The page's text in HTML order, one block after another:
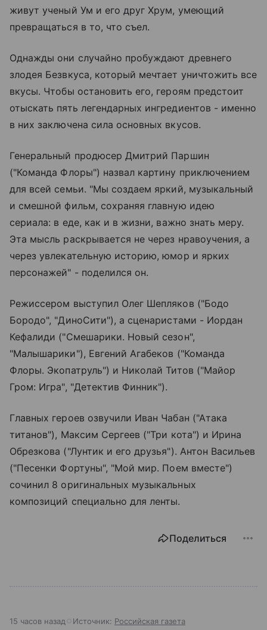
живут ученый Ум и его друг Хрум, умеющий
превращаться в то, что съел.
Однажды они случайно пробуждают древнего
злодея Безвкуса, который мечтает уничтожить все
вкусы. Чтобы остановить его, героям предстоит
отыскать пять легендарных ингредиентов - именно
в них заключена сила основных вкусов.
Генеральный продюсер Дмитрий Паршин
("Команда Флоры") назвал картину приключением
для всей семьи. "Мы создаем яркий, музыкальный
и смешной фильм, сохраняя главную идею
сериала: в еде, как и в жизни, важно знать меру.
Эта мысль раскрывается не через нравоучения, а
через увлекательную историю, юмор и ярких
персонажей" - поделился он.
Режиссером выступил Олег Шепляков ("Бодо
Бородо", "ДиноСити"), а сценаристами - Иордан
Кефалиди ("Смешарики. Новый сезон",
"Малышарики"), Евгений Агабеков ("Команда
Флоры. Экопатруль") и Николай Титов ("Майор
Гром: Игра", "Детектив Финник").
Главных героев озвучили Иван Чабан ("Атака
титанов"), Максим Сергеев ("Три кота") и Ирина
Обрезкова ("Лунтик и его друзья"). Антон Васильев
("Песенки Фортуны", "Мой мир. Поем вместе")
сочинил 8 оригинальных музыкальных
композиций специально для ленты.
Поделиться
15 часов назад Источник: Российская газета